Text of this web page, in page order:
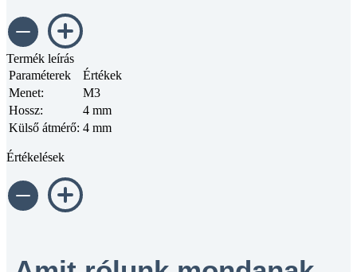
Termék leírás
Paraméterek
Értékek
Menet:
M3
Hossz:
4 mm
Külső átmérő: 4 mm
Értékelések